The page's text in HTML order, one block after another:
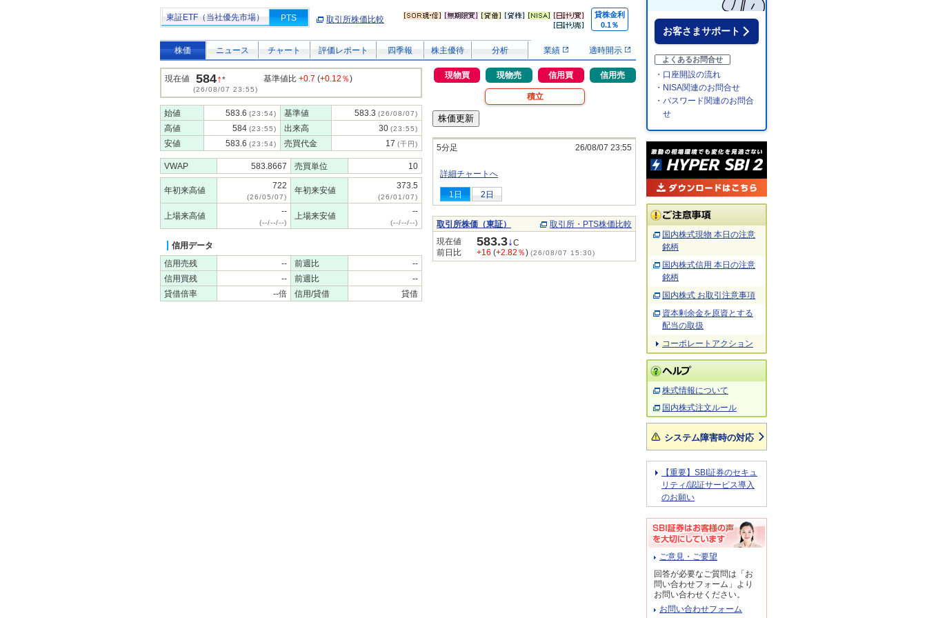
東証ETF（当社優先市場） PTS 取引所株価比較
貸株金利
0.1％
株価 ニュース チャート 評価レポート 四季報 株主優待 分析 業績 適時開示
現在値 584↑*
(26/08/07 23:55)
基準値比 +0.7 (+0.12％)
始値 583.6 (23:54) 基準値 583.3 (26/08/07)
高値 584 (23:55) 出来高 30 (23:55)
安値 583.6 (23:54) 売買代金 17 (千円)
VWAP 583.8667 売買単位 10
年初来高値 722
(26/05/07)
年初来安値 373.5
(26/01/07)
上場来高値 --
(--/--/--)
上場来安値 --
(--/--/--)
信用データ
信用売残
-- 前週比
--
信用買残
-- 前週比
--
貸借倍率
--倍 信用/貸借 貸借
現物買 現物売 信用買 信用売
積立
5分足 26/08/07 23:55
詳細チャートへ
1日 2日
取引所株価（東証）
取引所・PTS株価比較
現在値
583.3↓C
前日比
+16 (+2.82％) (26/08/07 15:30)
お客さまサポート
よくあるお問合せ
・口座開設の流れ
・NISA関連のお問合せ
・パスワード関連のお問合
せ
国内株式現物 本日の注意
銘柄
国内株式信用 本日の注意
銘柄
国内株式 お取引注意事項
資本剰余金を原資とする
配当の取扱
コーポレートアクション
株式情報について
国内株式注文ルール
システム障害時の対応
【重要】SBI証券のセキュ
リティ/認証サービス導入
のお願い
ご意見・ご要望
回答が必要なご質問は「お
問い合わせフォーム」より
お問い合わせください。
お問い合わせフォーム